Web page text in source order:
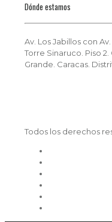
Dónde estamos
Av. Los Jabillos con
Torre Sinaruco. Piso
Grande. Caracas.
Todos los derechos